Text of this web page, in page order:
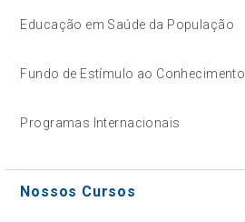
Educação em Saúde da População
Fundo de Estímulo ao Conhecimento
Programas Internacionais
Nossos Cursos